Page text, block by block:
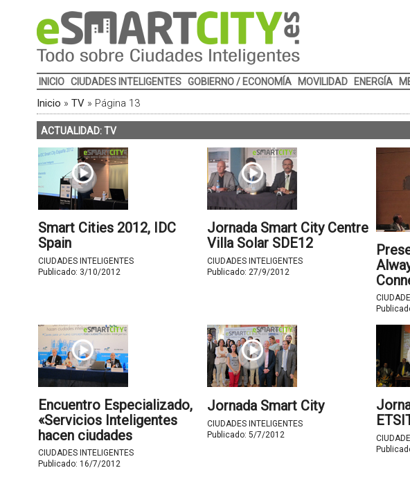
INICIO CIUDADES INTELIGENTES GOBIERNO / ECONOMÍA MOVILIDAD ENERGÍA
Inicio » TV» Página 13
ACTUALIDAD: TV
Smart Cities 2012, IDC
Spain
CIUDADES INTELIGENTES
Publicado: 3/10/2012
Jornada Smart City Centre
Villa Solar SDE12
CIUDADES INTELIGENTES
Publicado: 27/9/2012
Encuentro Especializado,
«Servicios Inteligentes
hacen ciudades
inteligentes»
CIUDADES INTELIGENTES
Publicado: 16/7/2012
Jornada Smart City
CIUDADES INTELIGENTES
Publicado: 5/7/2012